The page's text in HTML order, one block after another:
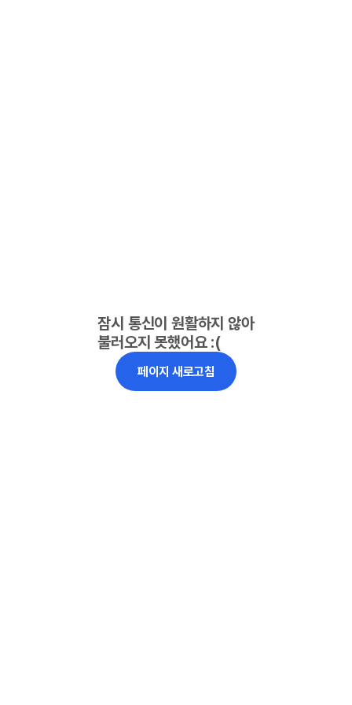
잠시 통신이 원활하지 않아
불러오지 못했어요 :(
페이지 새로고침